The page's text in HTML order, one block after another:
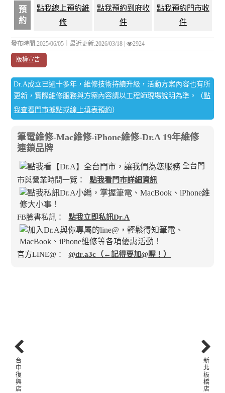
預
約
點我線上預約維
修
點我預約到府收
件
點我預約門市收
件
發布時間:2025/06/05｜最近更新:2026/03/18 | 2924
版權宣告
Dr.A成立已逾十多年，維修技術持續升級，活動方案內容也有所
更新，實際維修服務與方案內容請以工程師現場說明為準。（點
我查看門市據點或線上填表預約）
筆電維修-Mac維修-iPhone維修-Dr.A 19年維修
連鎖品牌
全台門
市與營業時間一覽：
點我看門市詳細資訊
FB臉書私訊： 點我立即私訊Dr.A
官方LINE@： @dr.a3c（←記得要加@喔！）
新
北
板
橋
店
台
中
復
興
店